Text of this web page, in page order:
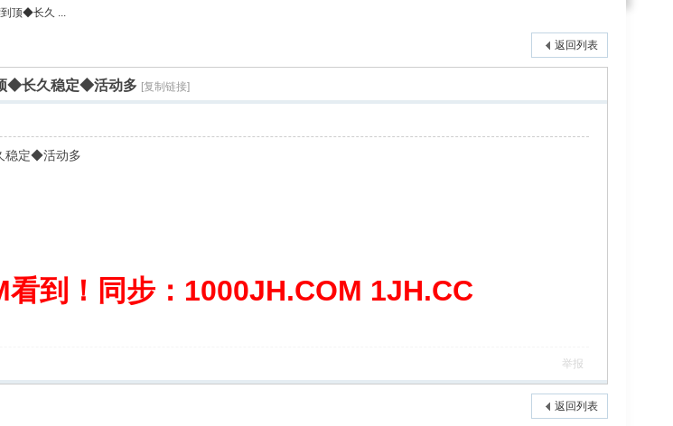
顶◆长久 ...
返回列表
◆长久稳定◆活动多 [复制链接]
稳定◆活动多
到！同步：1000JH.COM 1JH.CC
举报
返回列表